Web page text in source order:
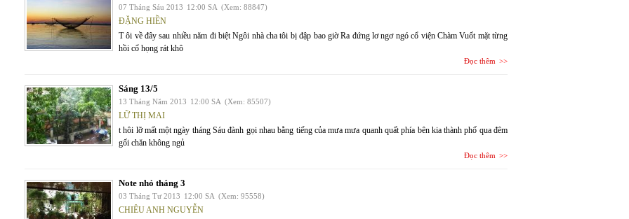
07 Tháng Sáu 2013 12:00 SA (Xem: 88847)
ĐẶNG HIỀN
T ôi về đây sau nhiều năm đi biệt Ngôi nhà cha tôi bị đập bao giờ Ra đứng lơ ngơ ngó cổ viện Chàm Vuốt mặt từng
hồi cổ họng rát khô
Đọc thêm
Sáng 13/5
13 Tháng Năm 2013 12:00 SA (Xem: 85507)
LỮ THỊ MAI
t hôi lỡ mất một ngày tháng Sáu đành gọi nhau bằng tiếng của mưa mưa quanh quất phía bên kia thành phố qua đêm
gối chăn không ngủ
Đọc thêm
Note nhỏ tháng 3
03 Tháng Tư 2013 12:00 SA (Xem: 95558)
CHIÊU ANH NGUYỄN